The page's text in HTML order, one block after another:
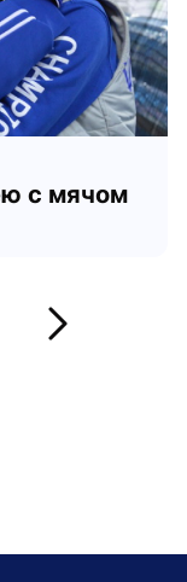
с мячом
Переход на